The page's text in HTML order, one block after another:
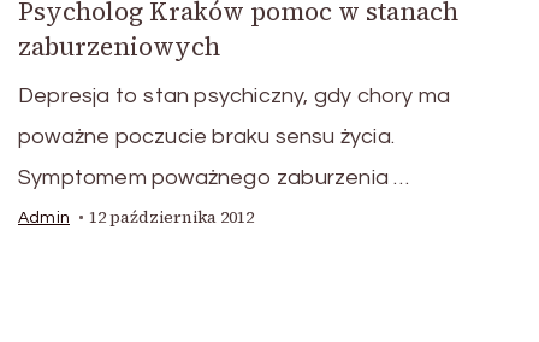
Psycholog Kraków pomoc w stanach
zaburzeniowych
Depresja to stan psychiczny, gdy chory ma
poważne poczucie braku sensu życia.
Symptomem poważnego zaburzenia …
Admin 12 października 2012